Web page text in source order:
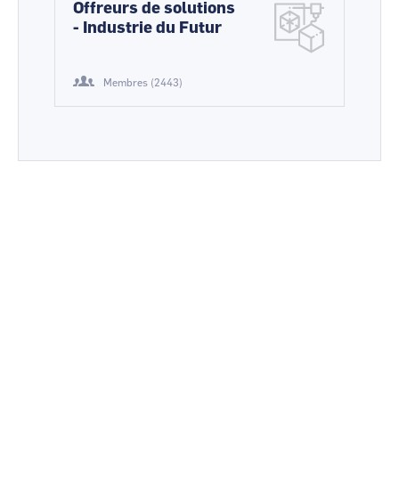
Offreurs de solutions
- Industrie du Futur
Membres (2443)